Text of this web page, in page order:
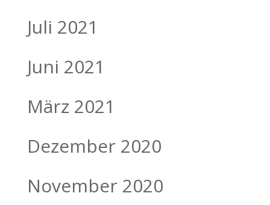
Juli 2021
Juni 2021
März 2021
Dezember 2020
November 2020